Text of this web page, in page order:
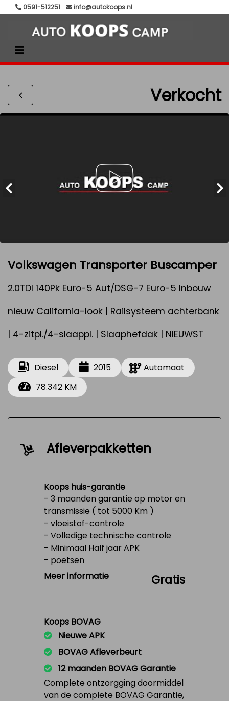
0591-512251 info@autokoops.nl
Verkocht
Volkswagen Transporter Buscamper
2.0TDI 140Pk Euro-5 Aut/DSG-7 Euro-5 Inbouw
nieuw California-look | Railsysteem achterbank
| 4-zitpl./4-slaappl. | Slaaphefdak | NIEUWST
Diesel 2015
Automaat
78.342 KM
Afleverpakketten
Koops huis-garantie
- 3 maanden garantie op motor en
transmissie ( tot 5000 Km )
- vloeistof-controle
- Volledige technische controle
- Minimaal Half jaar APK
- poetsen
- Tank 1/4 vol
Meer informatie Gratis
Koops BOVAG
Nieuwe APK
BOVAG Afleverbeurt
12 maanden BOVAG Garantie
Complete ontzorgging doormiddel
van de complete BOVAG Garantie,